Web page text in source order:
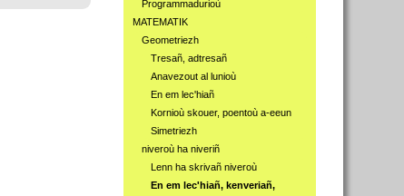
Programmadurioù
MATEMATIK
Geometriezh
Tresañ, adtresañ
Anavezout al lunioù
En em lec'hiañ
Kornioù skouer, poentoù a-eeun
Simetriezh
niveroù ha niveriñ
Lenn ha skrivañ niveroù
En em lec'hiañ, kenveriañ,